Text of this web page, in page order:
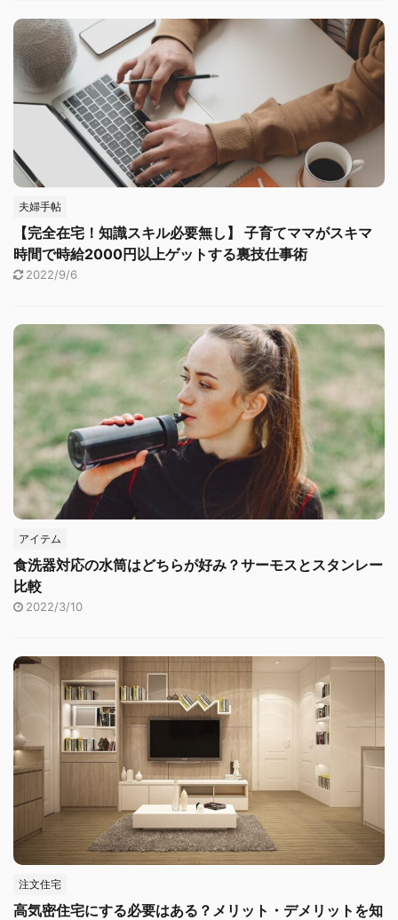
夫婦手帖
【完全在宅！知識スキル必要無し】 子育てママがスキマ
時間で時給2000円以上ゲットする裏技仕事術
2022/9/6
アイテム
食洗器対応の水筒はどちらが好み？サーモスとスタンレー
比較
2022/3/10
注文住宅
高気密住宅にする必要はある？メリット・デメリットを知